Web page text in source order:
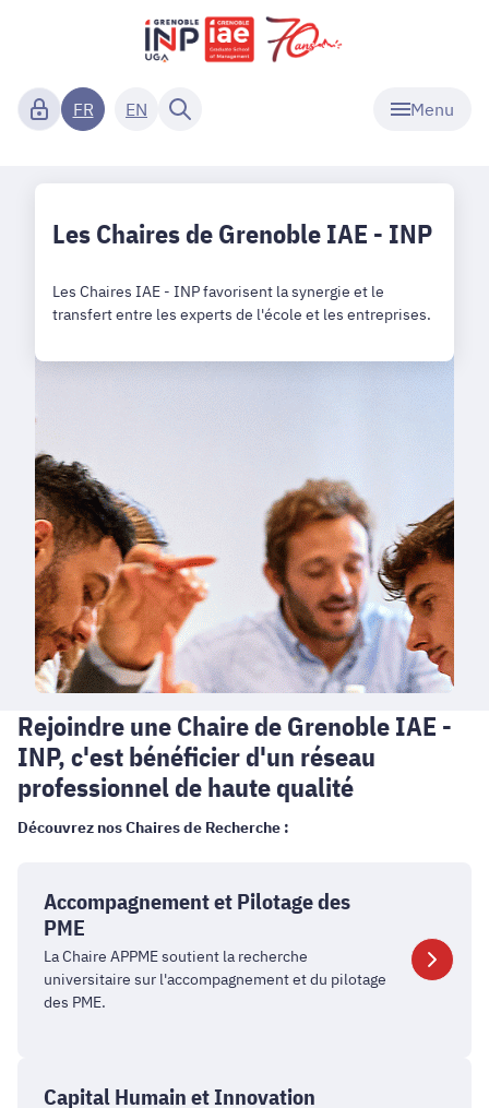
Menu
FR EN
Les Chaires de Grenoble IAE - INP
Les Chaires IAE - INP favorisent la synergie et le
transfert entre les experts de l'école et les entreprises.
Rejoindre une Chaire de Grenoble IAE -
INP, c'est bénéficier d'un réseau
professionnel de haute qualité
Découvrez nos Chaires de Recherche :
Pilotage
des
PME
Accompagnement et Pilotage des
PME
La Chaire APPME soutient la recherche
universitaire sur l'accompagnement et du pilotage
des PME.
Humain
Capital Humain et Innovation